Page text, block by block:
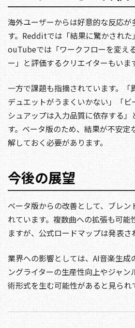
海外ユーザーからは好意的な反応が
す。Redditでは「結果に驚かされた
ouTubeでは「ワークフローを変え
ー」と評価するクリエイターもいま
一方で課題も指摘されています。「
デュエットがうまくいかない」「ビ
シュアップは入力品質に依存する」
す。ベータ版のため、結果が不安定
解しておく必要があります。
今後の展望
ベータ版からの改善として、ブレン
れています。複数曲への拡張も可能
ますが、公式ロードマップは発表さ
業界への影響としては、AI音楽生成
ングライターの生産性向上やジャ
術形式を生む可能性があると見られ